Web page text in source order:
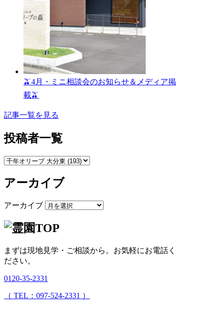
🫒4月・ミニ相談会のお知らせ＆メディア掲
載🫒
記事一覧を見る
投稿者一覧
アーカイブ
アーカイブ
まずは現地見学・ご相談から。 お気軽にお電話く
ださい。
0120-35-2331
（ TEL：097-524-2331 ）